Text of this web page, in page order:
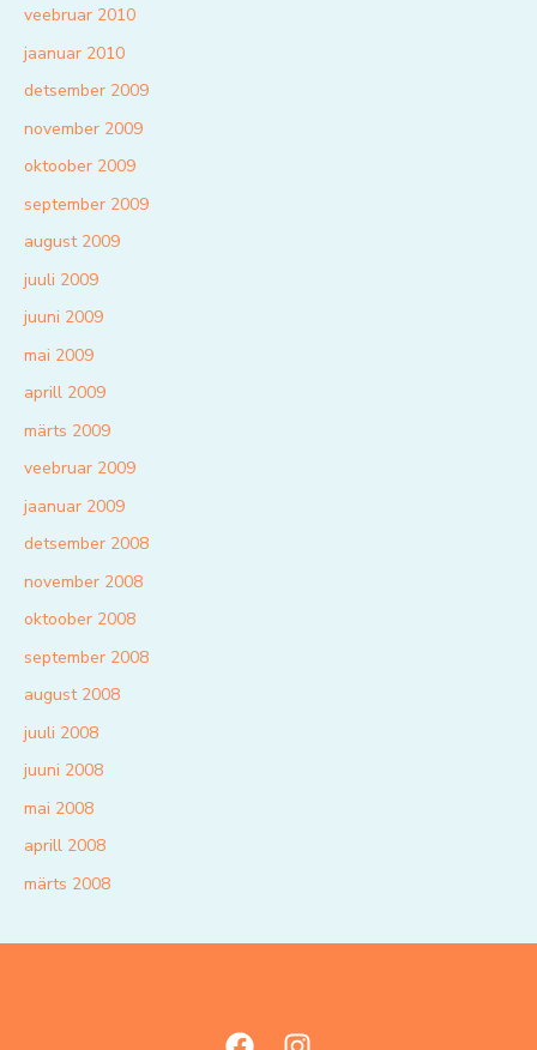
veebruar 2010
jaanuar 2010
detsember 2009
november 2009
oktoober 2009
september 2009
august 2009
juuli 2009
juuni 2009
mai 2009
aprill 2009
märts 2009
veebruar 2009
jaanuar 2009
detsember 2008
november 2008
oktoober 2008
september 2008
august 2008
juuli 2008
juuni 2008
mai 2008
aprill 2008
märts 2008